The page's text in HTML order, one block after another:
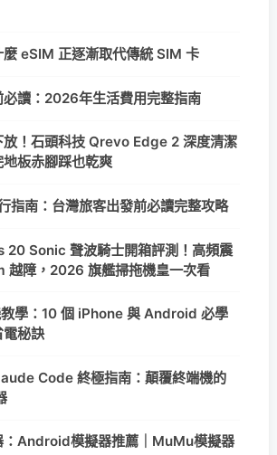
eSIM 正逐漸取代傳統 SIM 卡
必讀：2026年生活費用完整指南
放！石頭科技 Qrevo Edge 2 深度清潔
板赤腳踩也乾爽
指南：台灣旅客出發前必讀完整攻略
20 Sonic 聲波騎士開箱評測！高頻震
越障，2026 旗艦掃拖機皇一次看
學：10 個 iPhone 與 Android 必學
電秘訣
Code 終極指南：顛覆終端機的
：Android模擬器推薦｜MuMu模擬器